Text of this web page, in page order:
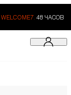
WELCOME7. 48 ЧАСОВ